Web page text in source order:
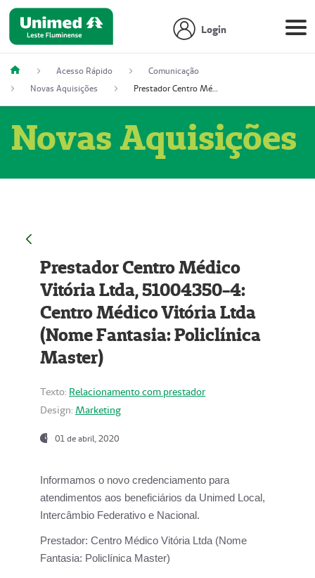
Login
Acesso Rápido
Comunicação
Novas Aquisições
Prestador Centro Médico Vitória Ltda, 51004350-4: Centro Médico Vitória Ltda (Nome Fantasia: Policlínica Master)
Novas Aquisições
Prestador Centro Médico
Vitória Ltda, 51004350-4:
Centro Médico Vitória Ltda
(Nome Fantasia: Policlínica
Master)
Texto: Relacionamento com prestador
Design: Marketing
01 de abril, 2020
Informamos o novo credenciamento para
atendimentos aos beneficiários da Unimed Local,
Intercâmbio Federativo e Nacional.
Prestador: Centro Médico Vitória Ltda (Nome
Fantasia: Policlínica Master)